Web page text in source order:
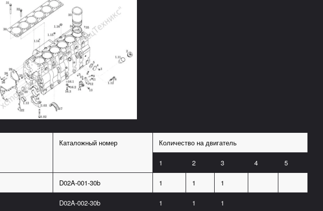
Каталожный номер Количество на двигатель
1 2 3 4 5
D02A-001-30b 1 1 1
D02A-002-30b 1 1 1